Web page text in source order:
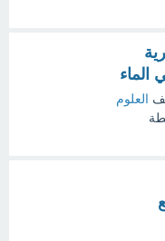
الماء
العلوم